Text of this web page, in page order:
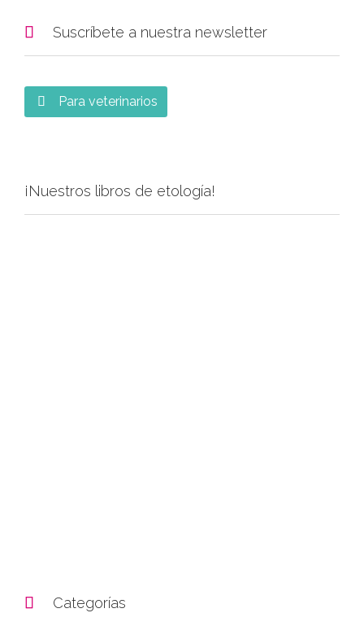
 Suscríbete a nuestra newsletter
 Para veterinarios
¡Nuestros libros de etología!
 Categorías